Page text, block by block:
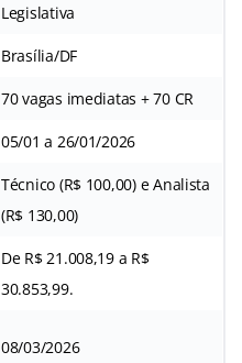
Legislativa
Brasília/DF
70 vagas imediatas + 70 CR
05/01 a 26/01/2026
Técnico (R$ 100,00) e Analista
(R$ 130,00)
De R$ 21.008,19 a R$
30.853,99.
08/03/2026